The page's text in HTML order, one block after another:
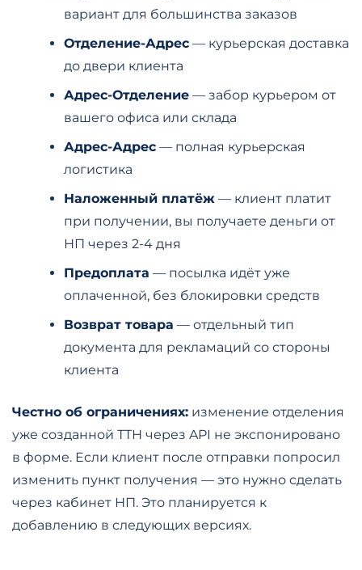
вариант для большинства заказов
Отделение-Адрес — курьерская доставка
до двери клиента
Адрес-Отделение — забор курьером от
вашего офиса или склада
Адрес-Адрес — полная курьерская
логистика
Наложенный платёж — клиент платит
при получении, вы получаете деньги от
НП через 2-4 дня
Предоплата — посылка идёт уже
оплаченной, без блокировки средств
Возврат товара — отдельный тип
документа для рекламаций со стороны
клиента
Честно об ограничениях: изменение отделения
уже созданной ТТН через API не экспонировано
в форме. Если клиент после отправки попросил
изменить пункт получения — это нужно сделать
через кабинет НП. Это планируется к
добавлению в следующих версиях.